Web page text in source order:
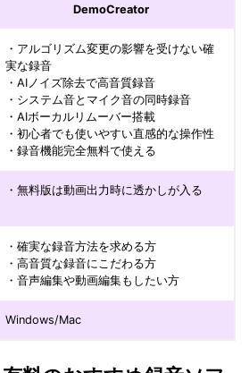
DemoCreator
・アルゴリズム変更の影響を受けない確
実な録音
・AIノイズ除去で高音質録音
・システム音とマイク音の同時録音
・AIボーカルリムーバー搭載
・初心者でも使いやすい直感的な操作性
・録音機能完全無料で使える
・無料版は動画出力時に透かしが入る
・確実な録音方法を求める方
・高音質な録音にこだわる方
・音声編集や動画編集もしたい方
Windows/Mac